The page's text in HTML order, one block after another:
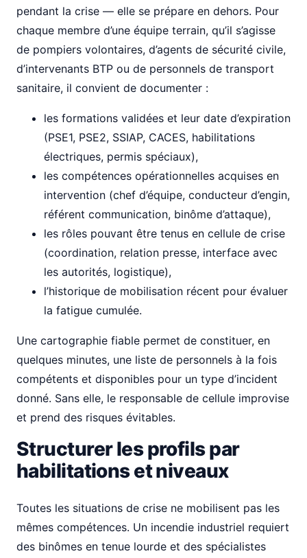
pendant la crise — elle se prépare en dehors. Pour
chaque membre d’une équipe terrain, qu’il s’agisse
de pompiers volontaires, d’agents de sécurité civile,
d’intervenants BTP ou de personnels de transport
sanitaire, il convient de documenter :
les formations validées et leur date d’expiration
(PSE1, PSE2, SSIAP, CACES, habilitations
électriques, permis spéciaux),
les compétences opérationnelles acquises en
intervention (chef d’équipe, conducteur d’engin,
référent communication, binôme d’attaque),
les rôles pouvant être tenus en cellule de crise
(coordination, relation presse, interface avec
les autorités, logistique),
l’historique de mobilisation récent pour évaluer
la fatigue cumulée.
Une cartographie fiable permet de constituer, en
quelques minutes, une liste de personnels à la fois
compétents et disponibles pour un type d’incident
donné. Sans elle, le responsable de cellule improvise
et prend des risques évitables.
Structurer les profils par
habilitations et niveaux
Toutes les situations de crise ne mobilisent pas les
mêmes compétences. Un incendie industriel requiert
des binômes en tenue lourde et des spécialistes